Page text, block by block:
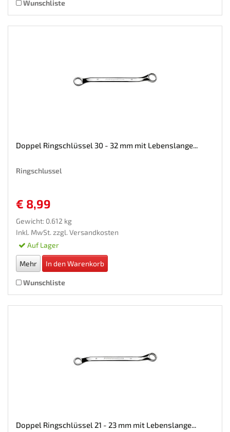
Wunschliste
Doppel Ringschlüssel 30 - 32 mm mit Lebenslange...
Ringschlussel
€ 8,99
Gewicht: 0.612 kg
Inkl. MwSt. zzgl. Versandkosten
Auf Lager
Mehr In den Warenkorb
Wunschliste
Doppel Ringschlüssel 21 - 23 mm mit Lebenslange...